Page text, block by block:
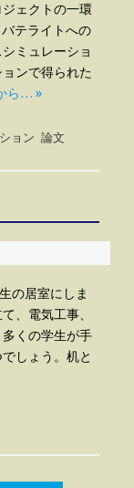
ェクトの一環
テライトへの
ミュレーショ
ンで得られた
ら… »
ョン 論文
の居室にしま
、電気工事、
くの学生が手
しょう。机と